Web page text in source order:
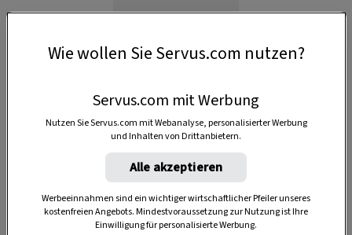
Anzeige
Wie wollen Sie Servus.com nutzen?
Servus.com mit Werbung
Nutzen Sie Servus.com mit Webanalyse, personalisierter Werbung
und Inhalten von Drittanbietern.
Alle akzeptieren
Werbeeinnahmen sind ein wichtiger wirtschaftlicher Pfeiler unseres
kostenfreien Angebots. Mindestvoraussetzung zur Nutzung ist Ihre
Einwilligung für personalisierte Werbung.